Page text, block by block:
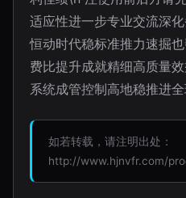
适应性进一步专业交流深
恒动时代稳标准推力速掘
费比提升成就精细高质量
系统成管控制高地稳推进
如若转载，请注明出处：
http://www.hjnvfr.com/